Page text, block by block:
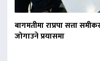
बागमतीमा राप्रपा सत्ता
जोगाउने प्रयासमा